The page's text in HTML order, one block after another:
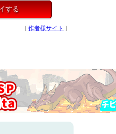
する
[ 作者様サイト ]